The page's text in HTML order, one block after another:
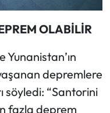
OLABİLİR
depremlere
söyledi: “Santorini
fazla deprem